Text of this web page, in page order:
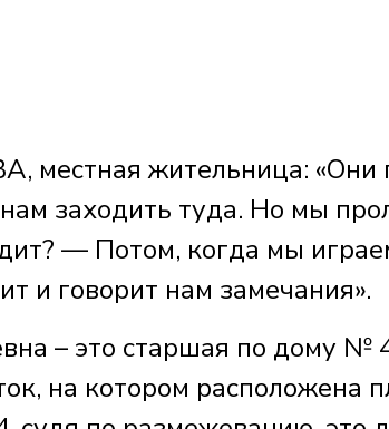
жительница: «Они
заходить туда. Но мы
— Потом, когда мы
и говорит нам замечания».
– это старшая по дому №
на котором расположена